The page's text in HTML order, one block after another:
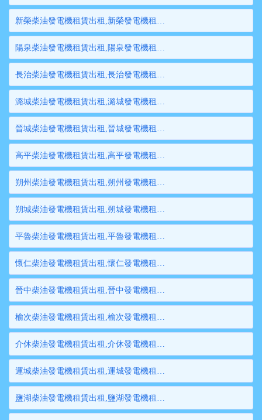
新榮柴油發電機租賃出租,新榮發電機租賃,新榮發電機出租,新榮大型發電機租賃,新榮大型發電機出租
陽泉柴油發電機租賃出租,陽泉發電機租賃,陽泉發電機出租,陽泉大型發電機租賃,陽泉大型發電機出租
長治柴油發電機租賃出租,長治發電機租賃,長治發電機出租,長治大型發電機租賃,長治大型發電機出租
潞城柴油發電機租賃出租,潞城發電機租賃,潞城發電機出租,潞城大型發電機租賃,潞城大型發電機出租
晉城柴油發電機租賃出租,晉城發電機租賃,晉城發電機出租,晉城大型發電機租賃,晉城大型發電機出租
高平柴油發電機租賃出租,高平發電機租賃,高平發電機出租,高平大型發電機租賃,高平大型發電機出租
朔州柴油發電機租賃出租,朔州發電機租賃,朔州發電機出租,朔州大型發電機租賃,朔州大型發電機出租
朔城柴油發電機租賃出租,朔城發電機租賃,朔城發電機出租,朔城大型發電機租賃,朔城大型發電機出租
平魯柴油發電機租賃出租,平魯發電機租賃,平魯發電機出租,平魯大型發電機租賃,平魯大型發電機出租
懷仁柴油發電機租賃出租,懷仁發電機租賃,懷仁發電機出租,懷仁大型發電機租賃,懷仁大型發電機出租
晉中柴油發電機租賃出租,晉中發電機租賃,晉中發電機出租,晉中大型發電機租賃,晉中大型發電機出租
榆次柴油發電機租賃出租,榆次發電機租賃,榆次發電機出租,榆次大型發電機租賃,榆次大型發電機出租
介休柴油發電機租賃出租,介休發電機租賃,介休發電機出租,介休大型發電機租賃,介休大型發電機出租
運城柴油發電機租賃出租,運城發電機租賃,運城發電機出租,運城大型發電機租賃,運城大型發電機出租
鹽湖柴油發電機租賃出租,鹽湖發電機租賃,鹽湖發電機出租,鹽湖大型發電機租賃,鹽湖大型發電機出租